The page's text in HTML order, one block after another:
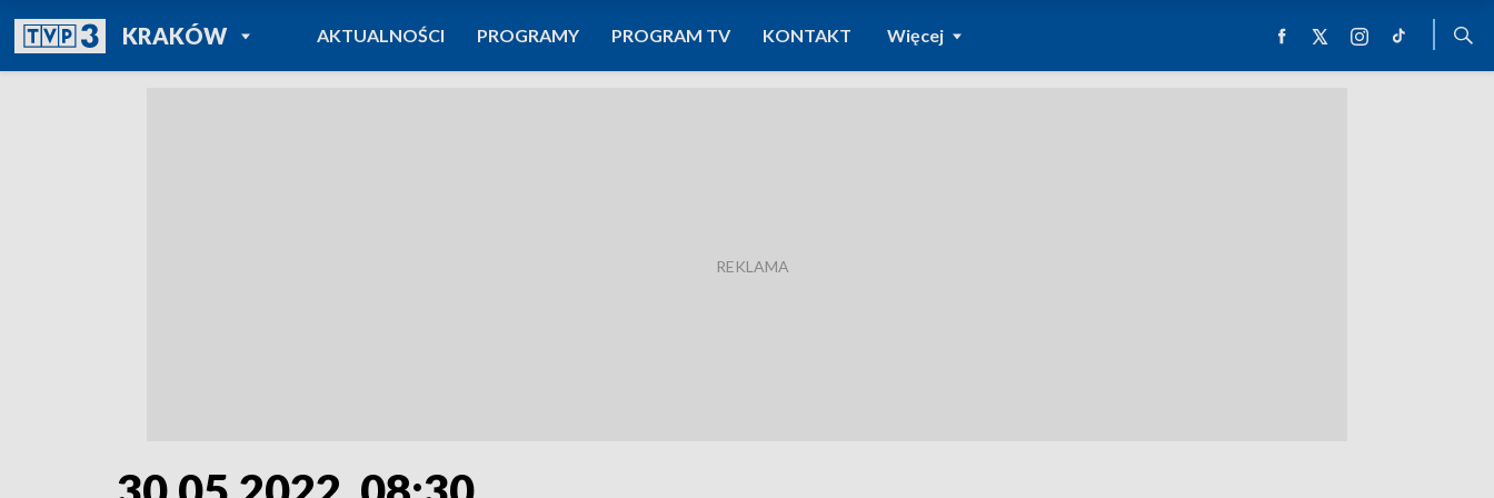
KRAKÓWPOWRÓT DO
TVP REGIONY
AKTUALNOŚCI PROGRAMY PROGRAM TV KONTAKT Więcej